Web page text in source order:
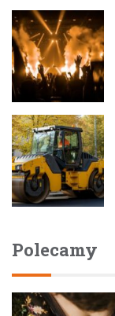
Polecamy